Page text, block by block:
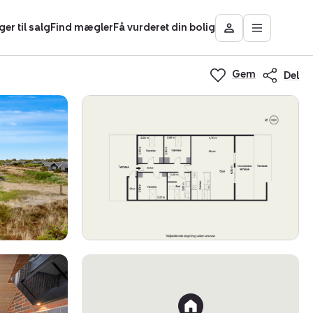
til salgFind mæglerFå vurderet din bolig
Besøg
Mit
Nybolig
Åbn
Gem Del